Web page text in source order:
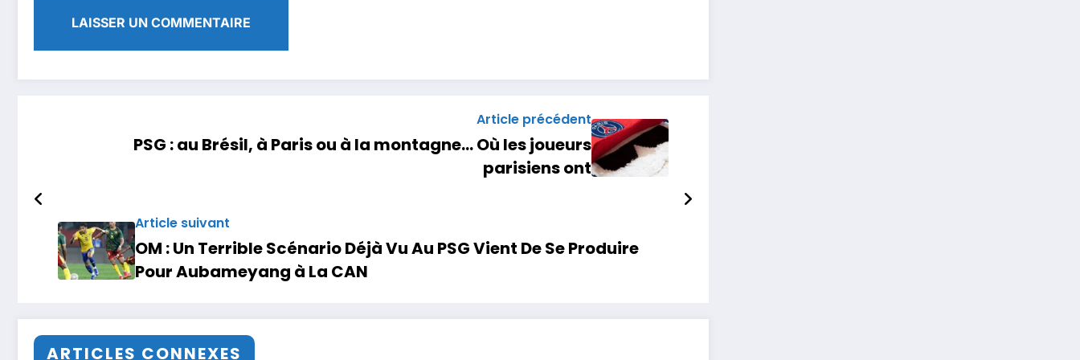
Article précédent
PSG : au Brésil, à Paris ou à la montagne… Où les joueurs
parisiens ont
Article suivant
OM : Un Terrible Scénario Déjà Vu Au PSG Vient De Se Produire
Pour Aubameyang à La CAN
ARTICLES CONNEXES